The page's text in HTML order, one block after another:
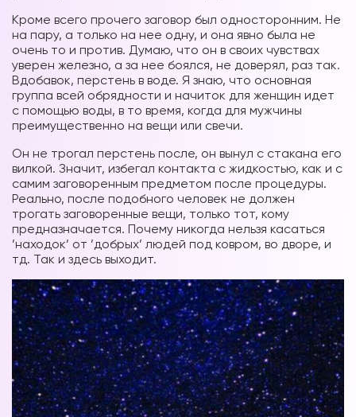
Кроме всего прочего заговор был односторонним. Не
на пару, а только на нее одну, и она явно была не
очень то и против. Думаю, что он в своих чувствах
уверен железно, а за нее боялся, не доверял, раз так.
Вдобавок, перстень в воде. Я знаю, что основная
группа всей обрядности и начиток для женщин идет
с помощью воды, в то время, когда для мужчины
преимущественно на вещи или свечи.
Он не трогал перстень после, он вынул с стакана его
вилкой. Значит, избегал контакта с жидкостью, как и с
самим заговоренным предметом после процедуры.
Реально, после подобного человек не должен
трогать заговоренные вещи, только тот, кому
предназначается. Почему никогда нельзя касаться
’находок’ от ’добрых’ людей под ковром, во дворе, и
тд. Так и здесь выходит.